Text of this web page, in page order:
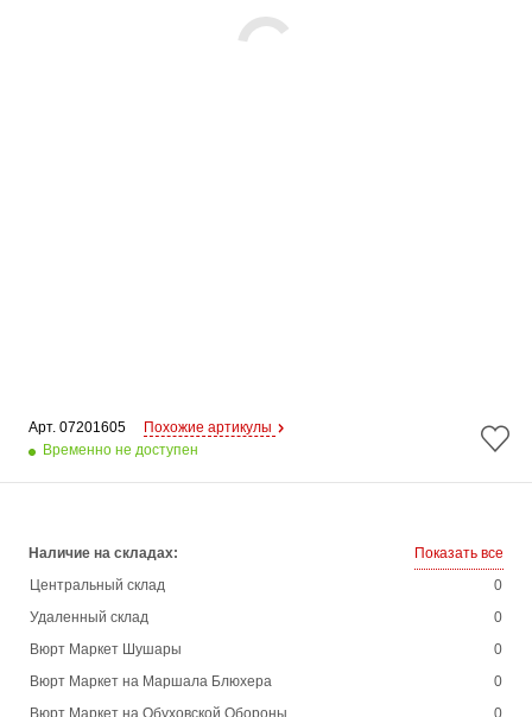
Арт. 07201605
Похожие артикулы
Временно не доступен
Наличие на складах:
Показать все
Центральный склад
0
Удаленный склад
0
Вюрт Маркет Шушары
0
Вюрт Маркет на Маршала Блюхера
0
Вюрт Маркет на Обуховской Обороны
0